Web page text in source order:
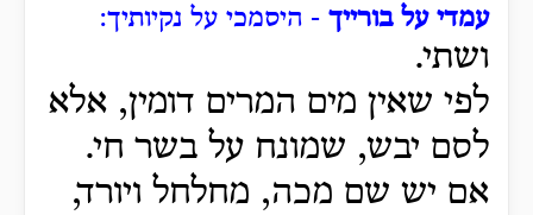
עמדי על בורייך - היסמכי על נקיותיך:
ושתי.
לפי שאין מים המרים דומין, אלא
לסם יבש, שמונח על בשר חי.
אם יש שם מכה, מחלחל ויורד,